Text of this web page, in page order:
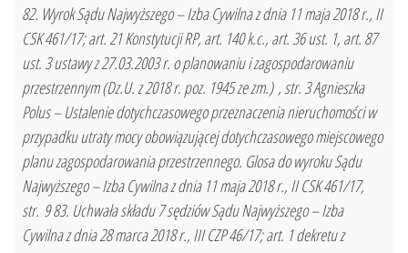
82. Wyrok Sądu Najwyższego – Izba Cywilna z dnia 11 maja 2018 r., II
CSK 461/17; art. 21 Konstytucji RP, art. 140 k.c., art. 36 ust. 1, art. 87
ust. 3 ustawy z 27.03.2003 r. o planowaniu i zagospodarowaniu
przestrzennym (Dz.U. z 2018 r. poz. 1945 ze zm.) , str. 3 Agnieszka
Polus – Ustalenie dotychczasowego przeznaczenia nieruchomości w
przypadku utraty mocy obowiązującej dotychczasowego miejscowego
planu zagospodarowania przestrzennego. Glosa do wyroku Sądu
Najwyższego – Izba Cywilna z dnia 11 maja 2018 r., II CSK 461/17,
str. 9 83. Uchwała składu 7 sędziów Sądu Najwyższego – Izba
Cywilna z dnia 28 marca 2018 r., III CZP 46/17; art. 1 dekretu z